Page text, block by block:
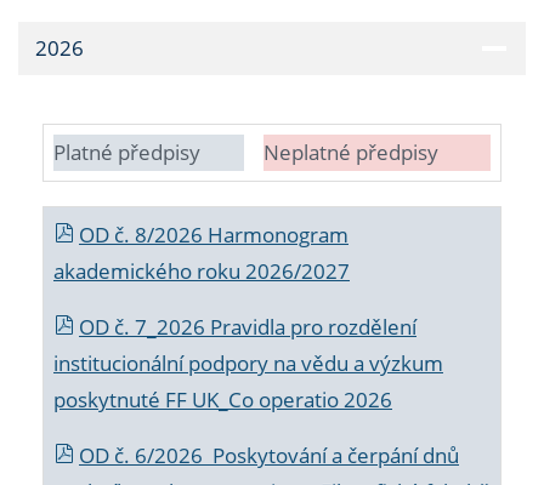
2026
Platné předpisy Neplatné předpisy
OD č. 8/2026 Harmonogram
akademického roku 2026/2027
OD č. 7_2026 Pravidla pro rozdělení
institucionální podpory na vědu a výzkum
poskytnuté FF UK_Co operatio 2026
OD č. 6/2026 Poskytování a čerpání dnů